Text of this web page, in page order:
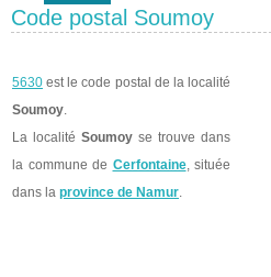
Code postal Soumoy
5630 est le code postal de la localité
Soumoy.
La localité Soumoy se trouve dans
la commune de Cerfontaine, située
dans la province de Namur.